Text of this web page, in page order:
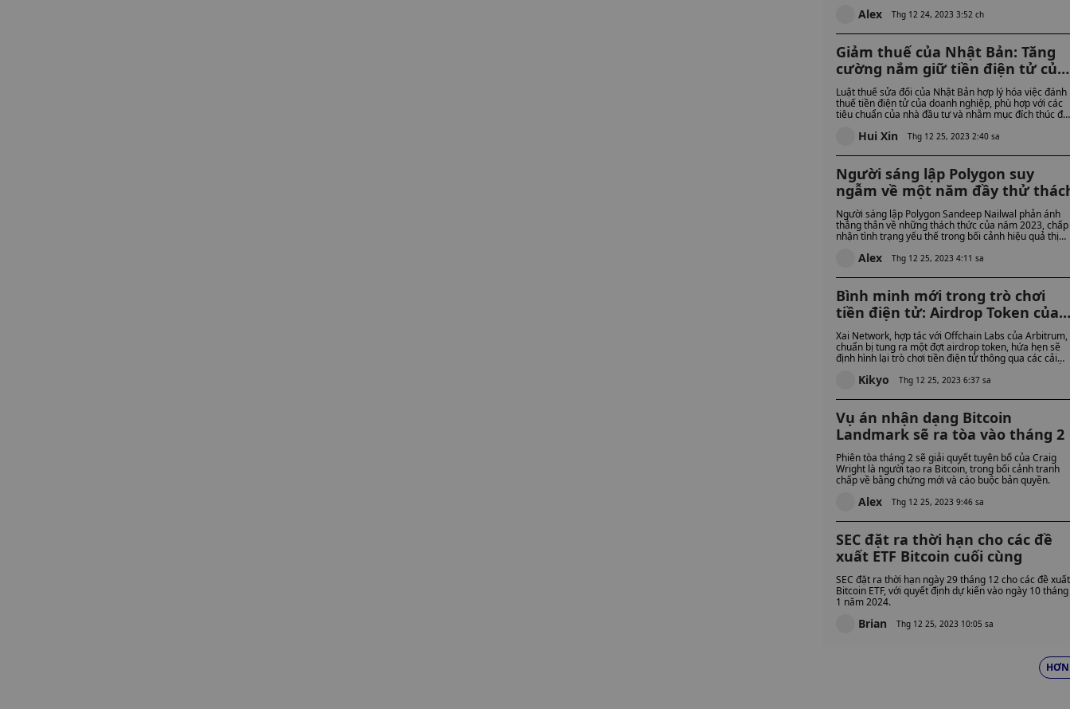
cần thiết.
Alex Thg 12 24, 2023 3:52 ch
Giảm thuế của Nhật Bản: Tăng
cường nắm giữ tiền điện tử của
doanh nghiệp
Luật thuế sửa đổi của Nhật Bản hợp lý hóa việc đánh
thuế tiền điện tử của doanh nghiệp, phù hợp với các
tiêu chuẩn của nhà đầu tư và nhằm mục đích thúc
Hui Xin Thg 12 25, 2023 2:40 sa
Người sáng lập Polygon suy
ngẫm về một năm đầy thử
Người sáng lập Polygon Sandeep Nailwal phản ánh
thẳng thắn về những thách thức của năm 2023, chấp
nhận tình trạng yếu thế trong bối cảnh hiệu quả thị
Alex Thg 12 25, 2023 4:11 sa
Bình minh mới trong trò chơi
tiền điện tử: Airdrop Token của
Xai Network
Xai Network, hợp tác với Offchain Labs của Arbitrum,
chuẩn bị tung ra một đợt airdrop token, hứa hẹn sẽ
định hình lại trò chơi tiền điện tử thông qua các cải
Kikyo Thg 12 25, 2023 6:37 sa
Vụ án nhận dạng Bitcoin
Landmark sẽ ra tòa vào tháng 2
Phiên tòa tháng 2 sẽ giải quyết tuyên bố của Craig
Wright là người tạo ra Bitcoin, trong bối cảnh tranh
chấp về bằng chứng mới và cáo buộc bản quyền.
Alex Thg 12 25, 2023 9:46 sa
SEC đặt ra thời hạn cho các đề
xuất ETF Bitcoin cuối cùng
SEC đặt ra thời hạn ngày 29 tháng 12 cho các đề xuất
Bitcoin ETF, với quyết định dự kiến ​​​​vào ngày 10 tháng
1 năm 2024.
Brian Thg 12 25, 2023 10:05 sa
HƠN